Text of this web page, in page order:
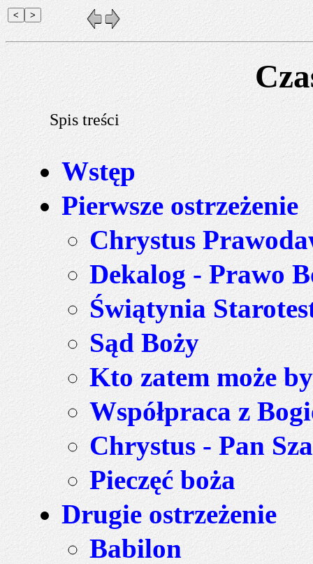
Spis treści
Wstęp
Pierwsze ostrzeżenie
Chrystus
Dekalog - Prawo
Świątynia
Sąd Boży
Kto zatem może
Współpraca z
Chrystus - Pan
Pieczęć boża
Drugie ostrzeżenie
Babilon